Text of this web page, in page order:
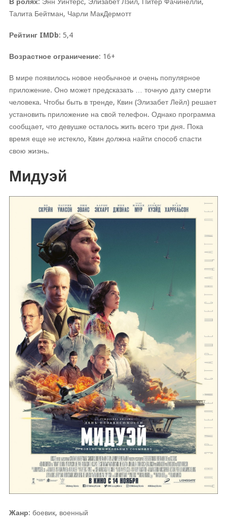
Талита Бейтман, Чарли МакДермотт
Рейтинг IMDb: 5,4
Возрастное ограничение: 16+
В мире появилось новое необычное и очень популярное
приложение. Оно может предсказать … точную дату смерти
человека. Чтобы быть в тренде, Квин (Элизабет Лейл) решает
установить приложение на свой телефон. Однако программа
сообщает, что девушке осталось жить всего три дня. Пока
время еще не истекло, Квин должна найти способ спасти
свою жизнь.
Мидуэй
Жанр: боевик, военный